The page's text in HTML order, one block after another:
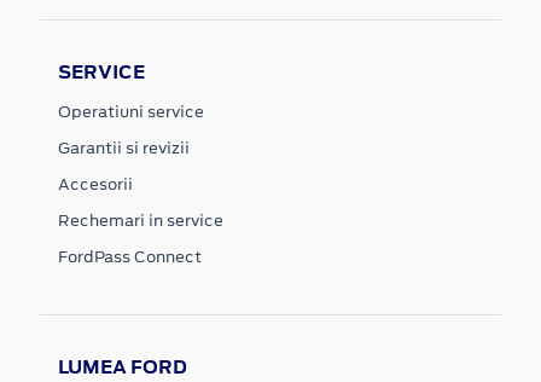
SERVICE
Operatiuni service
Garantii si revizii
Accesorii
Rechemari in service
FordPass Connect
LUMEA FORD